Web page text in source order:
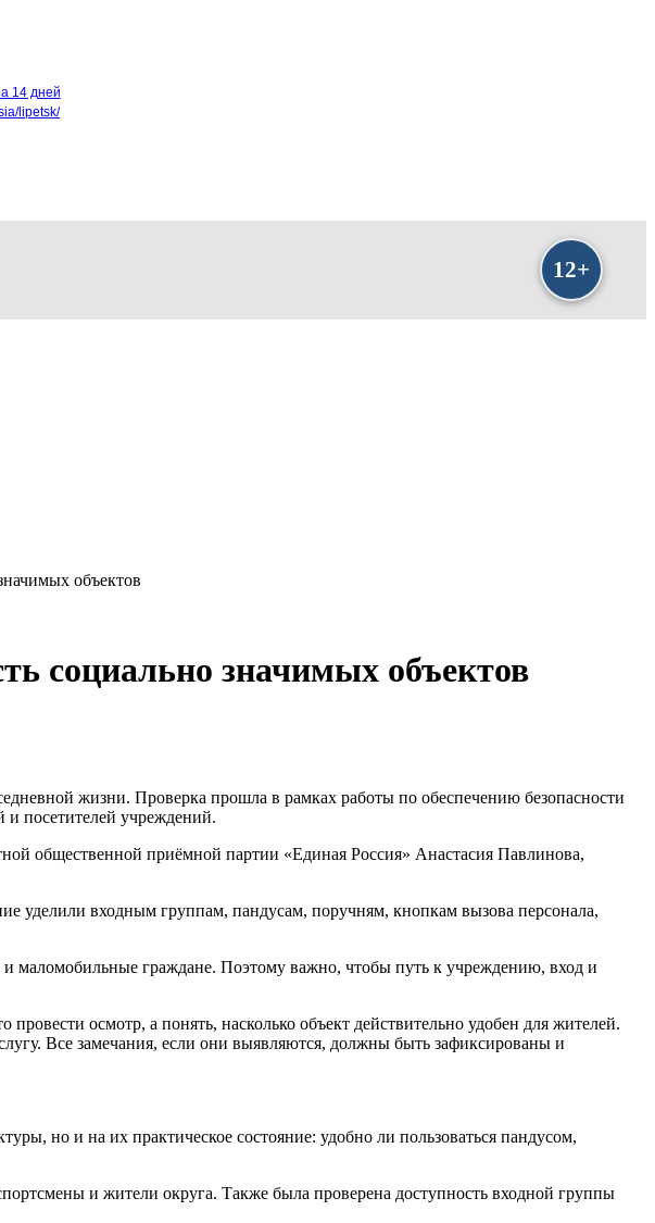
14 дней
lipetsk/
объектов
социально значимых объектов
жизни. Проверка прошла в рамках работы по обеспечению безопасности
посетителей учреждений.
общественной приёмной партии «Единая Россия» Анастасия Павлинова,
уделили входным группам, пандусам, поручням, кнопкам вызова персонала,
маломобильные граждане. Поэтому важно, чтобы путь к учреждению, вход и
осмотр, а понять, насколько объект действительно удобен для жителей.
Все замечания, если они выявляются, должны быть зафиксированы и
но и на их практическое состояние: удобно ли пользоваться пандусом,
и жители округа. Также была проверена доступность входной группы